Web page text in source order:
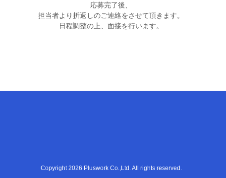
応募完了後、
担当者より折返しのご連絡をさせて頂きます。
日程調整の上、面接を行います。
Copyright 2026 Pluswork Co.,Ltd. All rights reserved.